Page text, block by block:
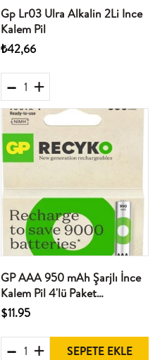
Gp Lr03 Ulra Alkalin 2Li Ince
Kalem Pil
₺42,66
GP AAA 950 mAh Şarjlı İnce
Kalem Pil 4'lü Paket
GP100AAHCEMTR-4LÜ
$11.95
SEPETE EKLE